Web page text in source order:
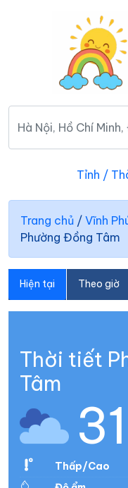
Tỉnh /
Trang chủ / Vĩnh
Phường Đồng Tâm
Hiện tại Theo giờ
Thời tiết
Tâm
Thấp/Cao